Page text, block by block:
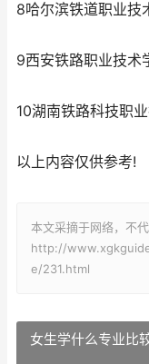
8哈尔滨铁道职业技
9西安铁路职业技术
10湖南铁路科技职
以上内容仅供参考!
本文采摘于网络，不
http://
e/231.html